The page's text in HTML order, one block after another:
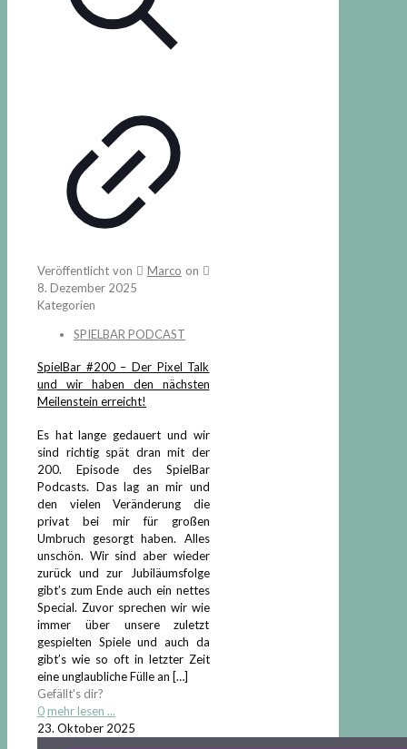
Veröffentlicht von Marco on
8. Dezember 2025
Kategorien
SPIELBAR PODCAST
SpielBar #200 – Der Pixel Talk
und wir haben den nächsten
Meilenstein erreicht!
Es hat lange gedauert und wir
sind richtig spät dran mit der
200. Episode des SpielBar
Podcasts. Das lag an mir und
den vielen Veränderung die
privat bei mir für großen
Umbruch gesorgt haben. Alles
unschön. Wir sind aber wieder
zurück und zur Jubiläumsfolge
gibt’s zum Ende auch ein nettes
Special. Zuvor sprechen wir wie
immer über unsere zuletzt
gespielten Spiele und auch da
gibt’s wie so oft in letzter Zeit
eine unglaubliche Fülle an […]
Gefällt's dir?
0 mehr lesen ...
23. Oktober 2025